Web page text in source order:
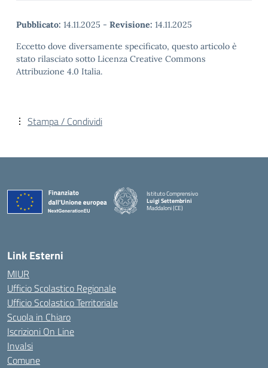
Pubblicato: 14.11.2025 - Revisione: 14.11.2025
Eccetto dove diversamente specificato, questo articolo è
stato rilasciato sotto Licenza Creative Commons
Attribuzione 4.0 Italia.
Stampa / Condividi
Istituto Comprensivo
Luigi Settembrini
Maddaloni (CE)
Link Esterni
MIUR
Ufficio Scolastico Regionale
Ufficio Scolastico Territoriale
Scuola in Chiaro
Iscrizioni On Line
Invalsi
Comune